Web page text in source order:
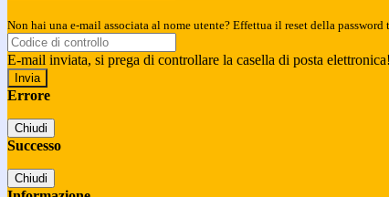
Non hai una e-mail associata al nome utente? Effettua il reset della password
E-mail inviata, si prega di controllare la casella di posta elettronica!
Errore
Chiudi
Successo
Chiudi